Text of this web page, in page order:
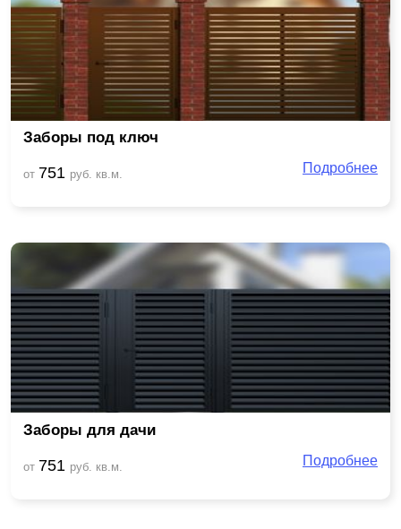
Заборы под ключ
от 751 руб. кв.м. Подробнее
Заборы для дачи
от 751 руб. кв.м. Подробнее